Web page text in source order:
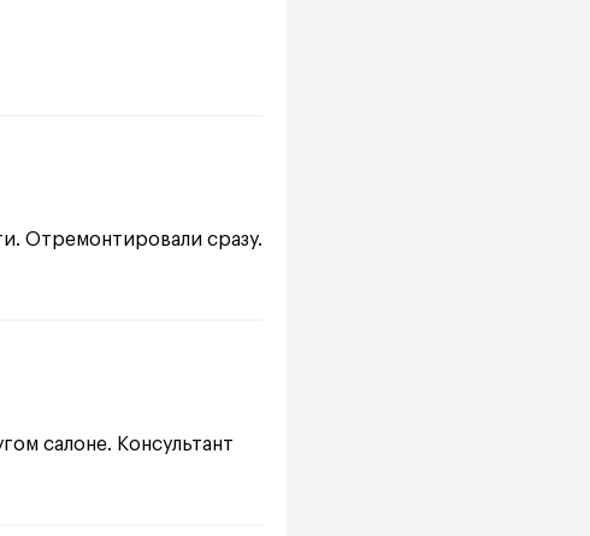
Отремонтировали сразу.
салоне. Консультант